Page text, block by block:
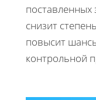
поставленных
снизит
повысит
контрольной